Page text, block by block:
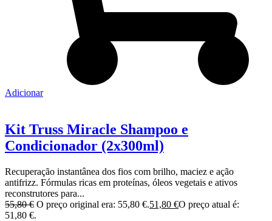
Adicionar
Kit Truss Miracle Shampoo e
Condicionador (2x300ml)
Recuperação instantânea dos fios com brilho, maciez e ação
antifrizz. Fórmulas ricas em proteínas, óleos vegetais e ativos
reconstrutores para...
55,80€ O preço original era: 55,80 €.51,80 €O preço atual é:
51,80 €.